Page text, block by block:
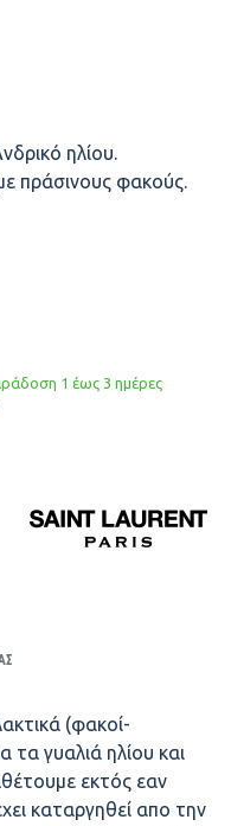
ηλίου.
πράσινους φακούς.
1 έως 3 ημέρες
(φακοί-
τα γυαλιά ηλίου και
εκτός εαν
καταργηθεί απο την